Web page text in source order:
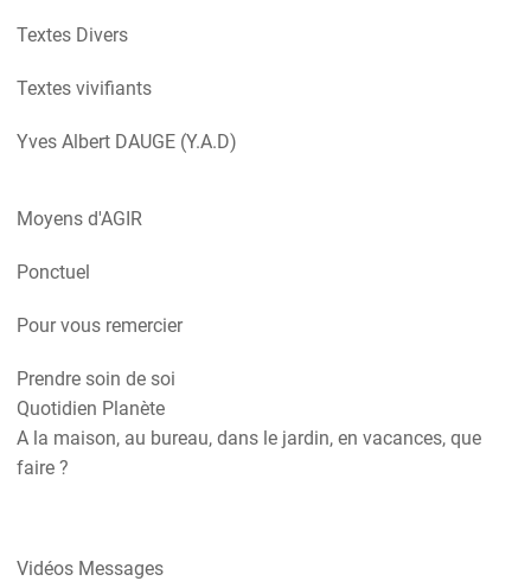
Textes Divers
Textes vivifiants
Yves Albert DAUGE (Y.A.D)
Moyens d'AGIR
Ponctuel
Pour vous remercier
Prendre soin de soi
Quotidien Planète
A la maison, au bureau, dans le jardin, en vacances, que
faire ?
Vidéos Messages